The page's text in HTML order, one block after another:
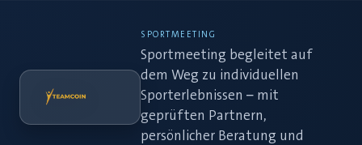
SPORTMEETING
Sportmeeting begleitet auf
dem Weg zu individuellen
Sporterlebnissen – mit
geprüften Partnern,
persönlicher Beratung und